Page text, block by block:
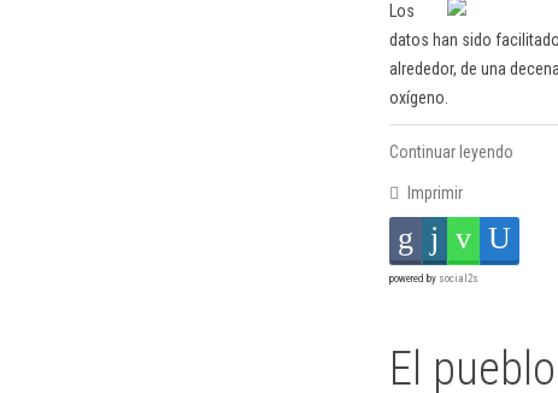
Los
datos han sido
alrededor, de una
oxígeno.
Continuar leyendo
Imprimir
powered by social2s
El